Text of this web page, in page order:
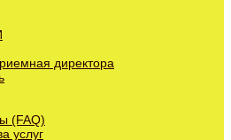
директора
(FAQ)
услуг